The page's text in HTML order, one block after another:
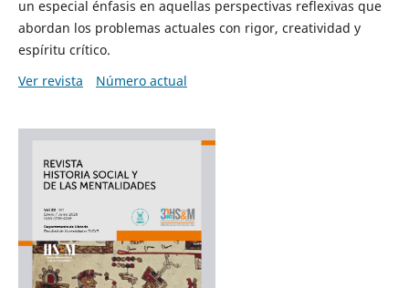
un especial énfasis en aquellas perspectivas reflexivas que
abordan los problemas actuales con rigor, creatividad y
espíritu crítico.
Ver revista
Número actual